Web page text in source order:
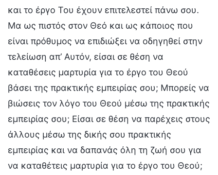
και το έργο Του έχουν επιτελεστεί πάνω σου.
Μα ως πιστός στον Θεό και ως κάποιος που
είναι πρόθυμος να επιδιώξει να οδηγηθεί στην
τελείωση απ’ Αυτόν, είσαι σε θέση να
καταθέσεις μαρτυρία για το έργο του Θεού
βάσει της πρακτικής εμπειρίας σου; Μπορείς να
βιώσεις τον λόγο του Θεού μέσω της πρακτικής
εμπειρίας σου; Είσαι σε θέση να παρέχεις στους
άλλους μέσω της δικής σου πρακτικής
εμπειρίας και να δαπανάς όλη τη ζωή σου για
να καταθέτεις μαρτυρία για το έργο του Θεού;